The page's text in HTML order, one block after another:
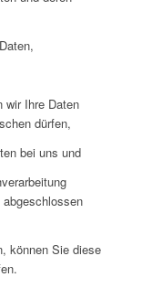
wir Ihre Daten
dürfen,
bei uns und
können Sie diese